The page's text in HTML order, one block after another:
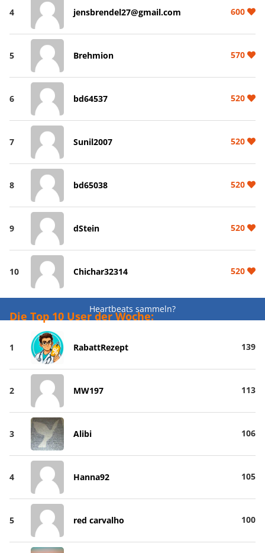
4 jensbrendel27@gmail.com 600
5 Brehmion 570
6 bd64537 520
7 Sunil2007 520
8 bd65038 520
9 dStein 520
10 Chichar32314 520
Heartbeats sammeln?
Die Top 10 User der Woche:
1 RabattRezept 139
2 MW197 113
3 Alibi 106
4 Hanna92 105
5 red carvalho 100